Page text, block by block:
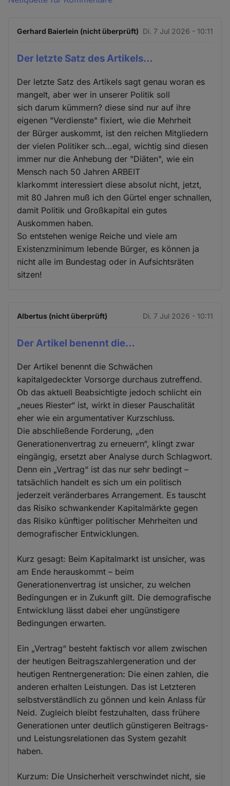
Gerhard Baierlein (nicht überprüft) Di. 7 Jul 2026 - 10:11
Der letzte Satz des Artikels…
Der letzte Satz des Artikels sagt genau woran es
mangelt, aber wer in unserer Politik soll
sich darum kümmern? diese sind nur auf ihre
eigenen "Verdienste" fixiert, wie die Mehrheit
der Bürger auskommt, ist den reichen Mitgliedern
der vielen Politiker sch...egal, wichtig sind diesen
immer nur die Anhebung der "Diäten", wie ein
Mensch nach 50 Jahren ARBEIT
klarkommt interessiert diese absolut nicht, jetzt,
mit 80 Jahren muß ich den Gürtel enger schnallen,
damit Politik und Großkapital ein gutes
Auskommen haben.
So entstehen wenige Reiche und viele am
Existenzminimum lebende Bürger, es können ja
nicht alle im Bundestag oder in Aufsichtsräten
sitzen!
Albertus (nicht überprüft) Di. 7 Jul 2026 - 10:11
Der Artikel benennt die…
Der Artikel benennt die Schwächen
kapitalgedeckter Vorsorge durchaus zutreffend.
Ob das aktuell Beabsichtigte jedoch schlicht ein
„neues Riester“ ist, wirkt in dieser Pauschalität
eher wie ein argumentativer Kurzschluss.
Die abschließende Forderung, „den
Generationenvertrag zu erneuern“, klingt zwar
eingängig, ersetzt aber Analyse durch Schlagwort.
Denn ein „Vertrag“ ist das nur sehr bedingt –
tatsächlich handelt es sich um ein politisch
jederzeit veränderbares Arrangement. Es tauscht
das Risiko schwankender Kapitalmärkte gegen
das Risiko künftiger politischer Mehrheiten und
demografischer Entwicklungen.
Kurz gesagt: Beim Kapitalmarkt ist unsicher, was
am Ende herauskommt – beim
Generationenvertrag ist unsicher, zu welchen
Bedingungen er in Zukunft gilt. Die demografische
Entwicklung lässt dabei eher ungünstigere
Bedingungen erwarten.
Ein „Vertrag“ besteht faktisch vor allem zwischen
der heutigen Beitragszahlergeneration und der
heutigen Rentnergeneration: Die einen zahlen, die
anderen erhalten Leistungen. Das ist Letzteren
selbstverständlich zu gönnen und kein Anlass für
Neid. Zugleich bleibt festzuhalten, dass frühere
Generationen unter deutlich günstigeren Beitrags-
und Leistungsrelationen das System gezahlt
haben.
Kurzum: Die Unsicherheit verschwindet nicht, sie